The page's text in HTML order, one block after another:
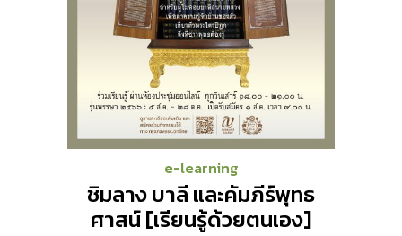
e-learning
ชิมลาง บาลี และคัมภีร์พุทธ
ศาสน์ [เรียนรู้ด้วยตนเอง]